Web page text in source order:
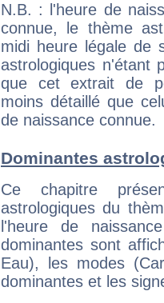
N.B. : l'heure de
connue, le thème
midi heure légale de
astrologiques n'étant
que cet extrait de
moins détaillé que
de naissance connue.
Dominantes
Ce chapitre
astrologiques du
l'heure de
dominantes sont
Eau), les modes
dominantes et les